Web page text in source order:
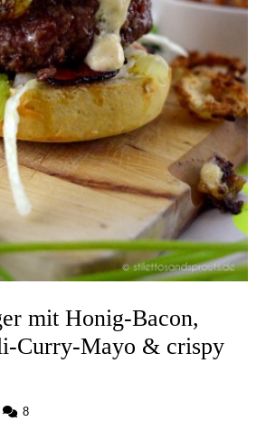
mit Honig-Bacon,
Curry-Mayo & crispy
8